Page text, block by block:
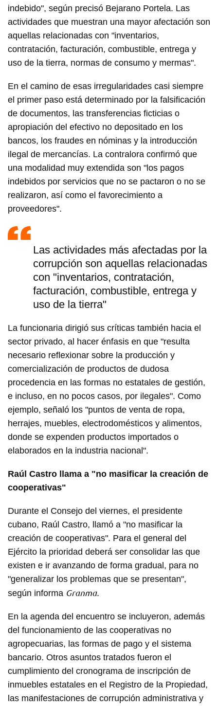
indebido", según precisó Bejarano Portela. Las
actividades que muestran una mayor afectación son
aquellas relacionadas con "inventarios,
contratación, facturación, combustible, entrega y
uso de la tierra, normas de consumo y mermas".
En el camino de esas irregularidades casi siempre
el primer paso está determinado por la falsificación
de documentos, las transferencias ficticias o
apropiación del efectivo no depositado en los
bancos, los fraudes en nóminas y la introducción
ilegal de mercancías. La contralora confirmó que
una modalidad muy extendida son "los pagos
indebidos por servicios que no se pactaron o no se
realizaron, así como el favorecimiento a
proveedores".
Las actividades más afectadas por la
corrupción son aquellas relacionadas
con "inventarios, contratación,
facturación, combustible, entrega y
uso de la tierra"
La funcionaria dirigió sus críticas también hacia el
sector privado, al hacer énfasis en que "resulta
necesario reflexionar sobre la producción y
comercialización de productos de dudosa
procedencia en las formas no estatales de gestión,
e incluso, en no pocos casos, por ilegales". Como
ejemplo, señaló los "puntos de venta de ropa,
herrajes, muebles, electrodomésticos y alimentos,
donde se expenden productos importados o
elaborados en la industria nacional".
Raúl Castro llama a "no masificar la creación de
cooperativas"
Durante el Consejo del viernes, el presidente
cubano, Raúl Castro, llamó a "no masificar la
creación de cooperativas". Para el general del
Ejército la prioridad deberá ser consolidar las que
existen e ir avanzando de forma gradual, para no
"generalizar los problemas que se presentan",
según informa Granma.
En la agenda del encuentro se incluyeron, además
del funcionamiento de las cooperativas no
agropecuarias, las formas de pago y el sistema
bancario. Otros asuntos tratados fueron el
cumplimiento del cronograma de inscripción de
inmuebles estatales en el Registro de la Propiedad,
las manifestaciones de corrupción administrativa y